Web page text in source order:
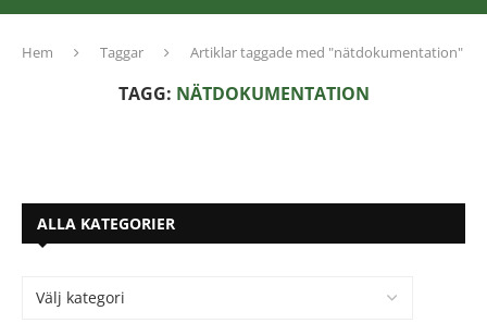
Hem Taggar Artiklar taggade med "nätdokumentation"
TAGG: NÄTDOKUMENTATION
ALLA KATEGORIER